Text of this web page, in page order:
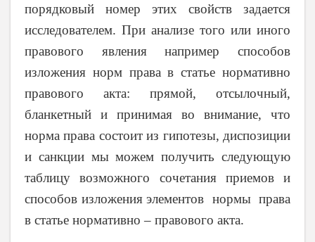
порядковый номер этих свойств задается
исследователем. При анализе того или иного
правового явления например способов
изложения норм права в статье нормативно
правового акта: прямой, отсылочный,
бланкетный и принимая во внимание, что
норма права состоит из гипотезы, диспозиции
и санкции мы можем получить следующую
таблицу возможного сочетания приемов и
способов изложения элементов нормы права
в статье нормативно – правового акта.